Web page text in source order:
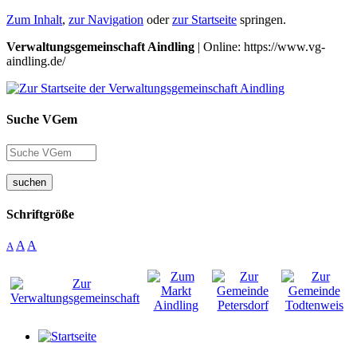
Zum Inhalt, zur Navigation oderzur Startseite springen.
Verwaltungsgemeinschaft Aindling | Online: https://www.vg-
aindling.de/
Suche VGem
suchen
Schriftgröße
A A A